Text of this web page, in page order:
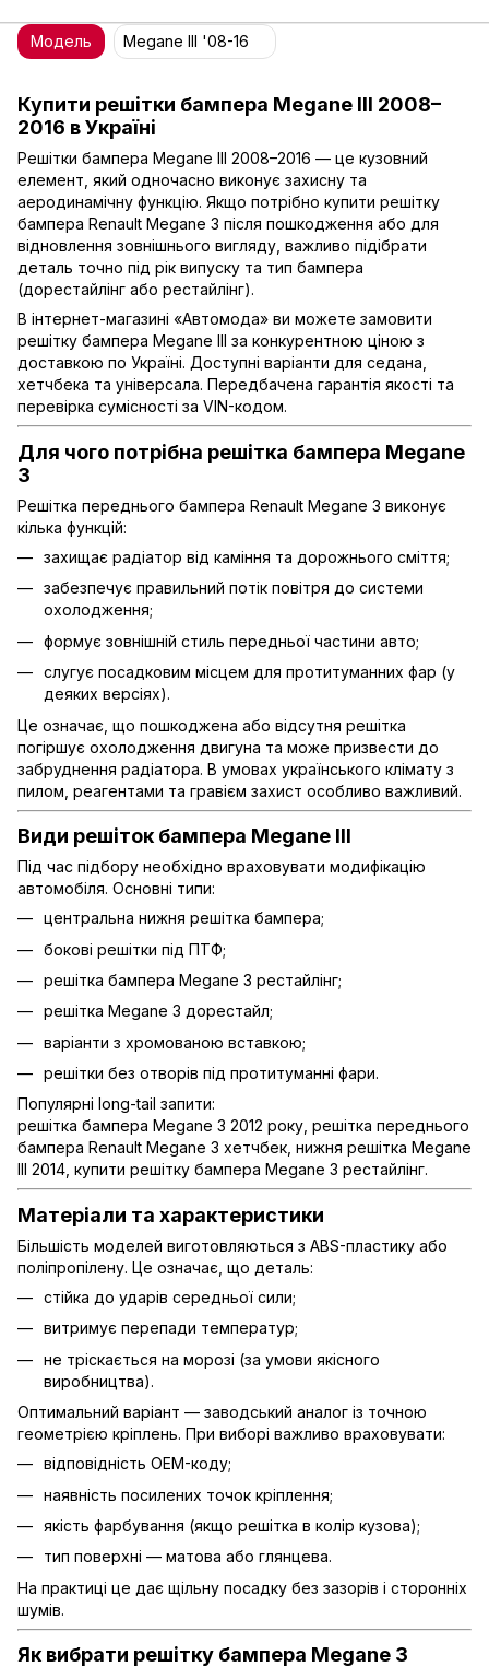
Купити решітки бампера Megane III 2008–
2016 в Україні
Решітки бампера Megane III 2008–2016 — це кузовний
елемент, який одночасно виконує захисну та
аеродинамічну функцію. Якщо потрібно купити решітку
бампера Renault Megane 3 після пошкодження або для
відновлення зовнішнього вигляду, важливо підібрати
деталь точно під рік випуску та тип бампера
(дорестайлінг або рестайлінг).
В інтернет-магазині «Автомода» ви можете замовити
решітку бампера Megane III за конкурентною ціною з
доставкою по Україні. Доступні варіанти для седана,
хетчбека та універсала. Передбачена гарантія якості та
перевірка сумісності за VIN-кодом.
Для чого потрібна решітка бампера Megane
3
Решітка переднього бампера Renault Megane 3 виконує
кілька функцій:
захищає радіатор від каміння та дорожнього сміття;
забезпечує правильний потік повітря до системи
охолодження;
формує зовнішній стиль передньої частини авто;
слугує посадковим місцем для протитуманних фар (у
деяких версіях).
Це означає, що пошкоджена або відсутня решітка
погіршує охолодження двигуна та може призвести до
забруднення радіатора. В умовах українського клімату з
пилом, реагентами та гравієм захист особливо важливий.
Види решіток бампера Megane III
Під час підбору необхідно враховувати модифікацію
автомобіля. Основні типи:
центральна нижня решітка бампера;
бокові решітки під ПТФ;
решітка бампера Megane 3 рестайлінг;
решітка Megane 3 дорестайл;
варіанти з хромованою вставкою;
решітки без отворів під протитуманні фари.
Популярні long-tail запити:
решітка бампера Megane 3 2012 року, решітка переднього
бампера Renault Megane 3 хетчбек, нижня решітка Megane
III 2014, купити решітку бампера Megane 3 рестайлінг.
Матеріали та характеристики
Більшість моделей виготовляються з ABS-пластику або
поліпропілену. Це означає, що деталь:
стійка до ударів середньої сили;
витримує перепади температур;
не тріскається на морозі (за умови якісного
виробництва).
Оптимальний варіант — заводський аналог із точною
геометрією кріплень. При виборі важливо враховувати:
відповідність OEM-коду;
наявність посилених точок кріплення;
якість фарбування (якщо решітка в колір кузова);
тип поверхні — матова або глянцева.
На практиці це дає щільну посадку без зазорів і сторонніх
шумів.
Як вибрати решітку бампера Megane 3
Модель Megane III '08-16